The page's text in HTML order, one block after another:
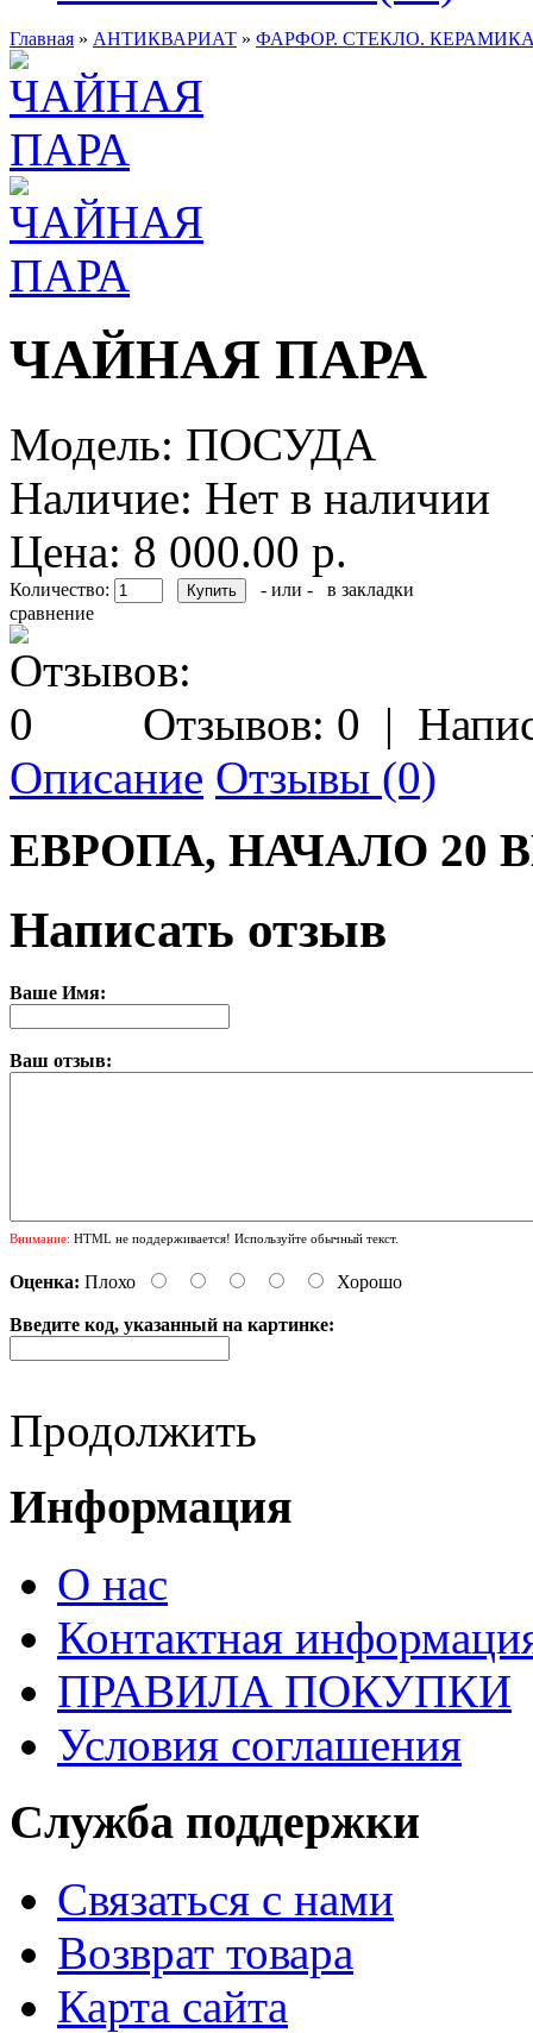
Главная » АНТИКВАРИАТ » ФАРФОР. СТЕКЛО.
ЧАЙНАЯ ПАРА
Модель: ПОСУДА
Наличие: Нет в наличии
Цена: 8 000.00 р.
Количество: - или -
в закладки
сравнение
Отзывов: 0 |
Описание Отзывы (0)
ЕВРОПА, НАЧАЛО 20
Написать отзыв
Ваше Имя:
Ваш отзыв:
Внимание: HTML не поддерживается! Используйте обычный текст.
Оценка: Плохо Хорошо
Введите код, указанный на картинке:
Продолжить
Информация
О нас
Контактная
ПРАВИЛА ПОКУПКИ
Условия соглашения
Служба поддержки
Связаться с нами
Возврат товара
Карта сайта